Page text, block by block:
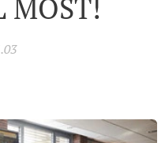
MOST!